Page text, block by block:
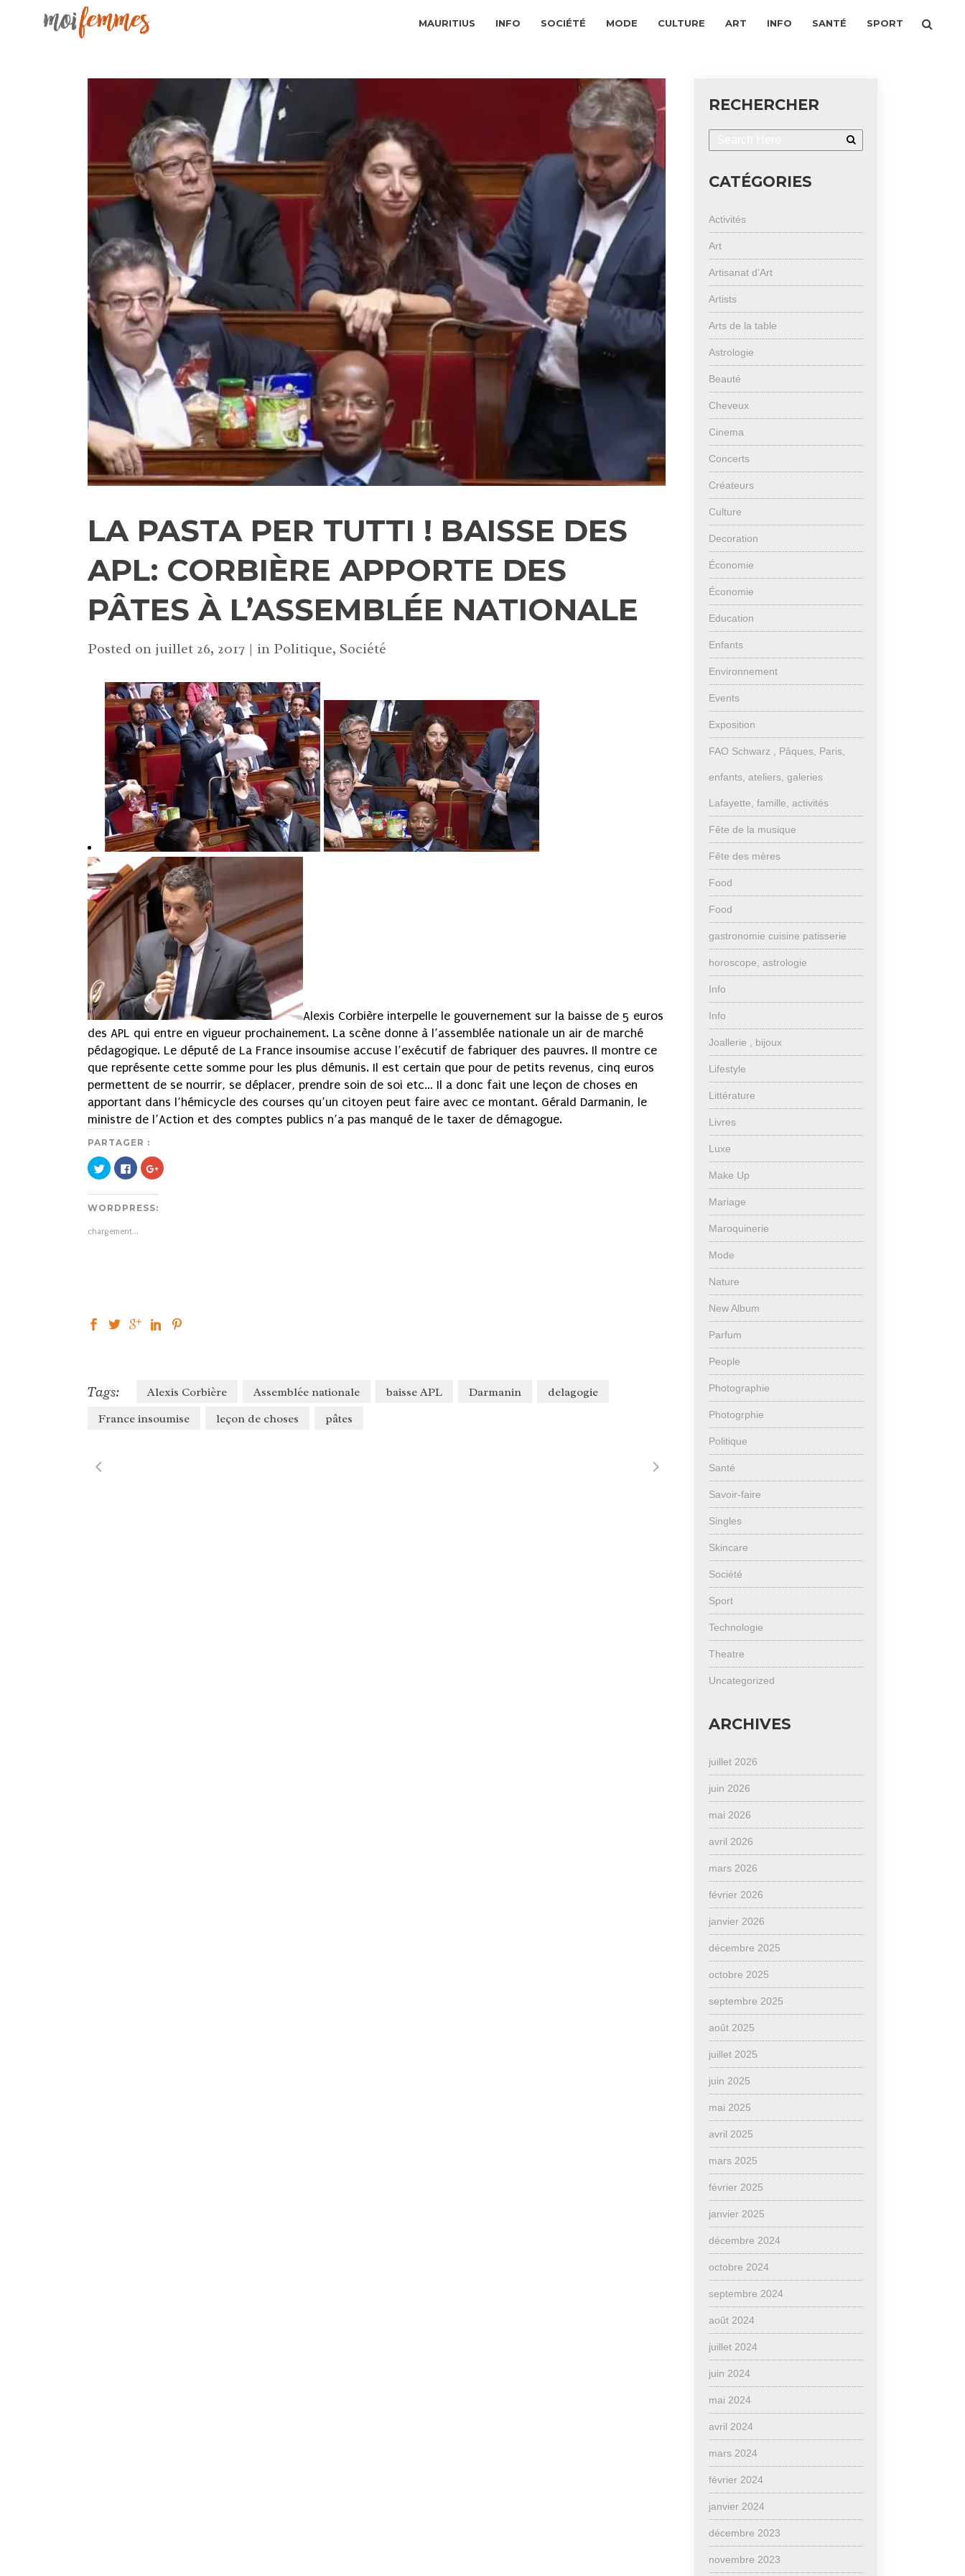
MAURITIUS INFO SOCIÉTÉ MODE CULTURE ART INFO SANTÉ SPORT
LA PASTA PER TUTTI ! BAISSE DES
APL: CORBIÈRE APPORTE DES
PÂTES À L’ASSEMBLÉE NATIONALE
Posted on juillet 26, 2017 in Politique, Société
Alexis Corbière interpelle le gouvernement sur la baisse de 5 euros
des APL qui entre en vigueur prochainement. La scène donne à l’assemblée nationale un air de marché
pédagogique. Le député de La France insoumise accuse l’exécutif de fabriquer des pauvres. Il montre ce
que représente cette somme pour les plus démunis. Il est certain que pour de petits revenus, cinq euros
permettent de se nourrir, se déplacer, prendre soin de soi etc… Il a donc fait une leçon de choses en
apportant dans l’hémicycle des courses qu’un citoyen peut faire avec ce montant. Gérald Darmanin, le
ministre de l’Action et des comptes publics n’a pas manqué de le taxer de démagogue.
PARTAGER :
Cliquez
pour
partager
sur
dans
fenêtre)
Cliquez
pour
partager
sur
dans
fenêtre)
Cliquez
pour
WORDPRESS:
chargement…
Tags: Alexis Corbière Assemblée nationale baisse APL Darmanin
delagogie
France insoumise
leçon de choses pâtes
RECHERCHER
CATÉGORIES
Activités
Art
Artisanat d’Art
Artists
Arts de la table
Astrologie
Beauté
Cheveux
Cinema
Concerts
Créateurs
Culture
Decoration
Économie
Économie
Education
Enfants
Environnement
Events
Exposition
FAO Schwarz , Pâques, Paris,
enfants, ateliers, galeries
Lafayette, famille, activités
Fête de la musique
Fête des mères
Food
Food
gastronomie cuisine patisserie
horoscope, astrologie
Info
Info
Joallerie , bijoux
Lifestyle
Littérature
Livres
Luxe
Make Up
Mariage
Maroquinerie
Mode
Nature
New Album
Parfum
People
Photographie
Photogrphie
Politique
Santé
Savoir-faire
Singles
Skincare
Société
Sport
Technologie
Theatre
Uncategorized
ARCHIVES
juillet 2026
juin 2026
mai 2026
avril 2026
mars 2026
février 2026
janvier 2026
décembre 2025
octobre 2025
septembre 2025
août 2025
juillet 2025
juin 2025
mai 2025
avril 2025
mars 2025
février 2025
janvier 2025
décembre 2024
octobre 2024
septembre 2024
août 2024
juillet 2024
juin 2024
mai 2024
avril 2024
mars 2024
février 2024
janvier 2024
décembre 2023
novembre 2023